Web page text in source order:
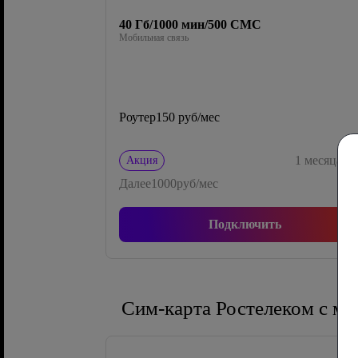
40 Гб/1000 мин/500 СМС
Мобильная связь
Роутер150 руб/мес
Акция 1 месяца
Далее1000руб/мес
Подключить
Сим-карта Ростелеком с